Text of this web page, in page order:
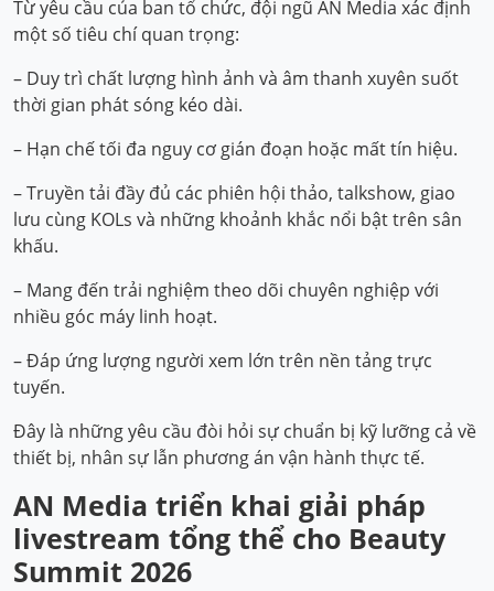
Từ yêu cầu của ban tổ chức, đội ngũ AN Media xác định
một số tiêu chí quan trọng:
– Duy trì chất lượng hình ảnh và âm thanh xuyên suốt
thời gian phát sóng kéo dài.
– Hạn chế tối đa nguy cơ gián đoạn hoặc mất tín hiệu.
– Truyền tải đầy đủ các phiên hội thảo, talkshow, giao
lưu cùng KOLs và những khoảnh khắc nổi bật trên sân
khấu.
– Mang đến trải nghiệm theo dõi chuyên nghiệp với
nhiều góc máy linh hoạt.
– Đáp ứng lượng người xem lớn trên nền tảng trực
tuyến.
Đây là những yêu cầu đòi hỏi sự chuẩn bị kỹ lưỡng cả về
thiết bị, nhân sự lẫn phương án vận hành thực tế.
AN Media triển khai giải pháp
livestream tổng thể cho Beauty
Summit 2026